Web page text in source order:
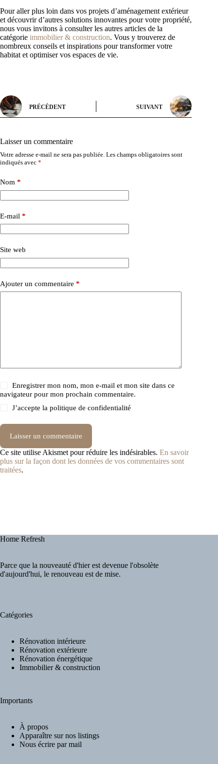
Pour aller plus loin dans vos projets d’aménagement extérieur
et découvrir d’autres solutions innovantes pour votre propriété,
nous vous invitons à consulter les autres articles de la
catégorie immobilier & construction. Vous y trouverez de
nombreux conseils et inspirations pour transformer votre
habitat et optimiser vos espaces de vie.
PRÉCÉDENT SUIVANT
Laisser un commentaire
Votre adresse e-mail ne sera pas publiée. Les champs obligatoires sont
indiqués avec *
Nom *
E-mail *
Site web
Ajouter un commentaire *
Enregistrer mon nom, mon e-mail et mon site dans ce
navigateur pour mon prochain commentaire.
J’accepte lapolitique de confidentialité
Laisser un commentaire
Ce site utilise Akismet pour réduire les indésirables. En savoir
plus sur la façon dont les données de vos commentaires sont
traitées.
Home Refresh
Parce que la nouveauté d'hier est devenue l'obsolète
d'aujourd'hui, le renouveau est de mise.
Catégories
Rénovation intérieure
Rénovation extérieure
Rénovation énergétique
Immobilier & construction
Importants
À propos
Apparaître sur nos listings
Nous écrire par mail